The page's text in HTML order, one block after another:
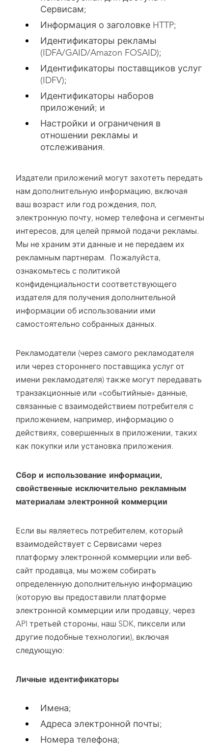
Сервисам;
Информация о заголовке HTTP;
Идентификаторы рекламы
(IDFA/GAID/Amazon FOSAID);
Идентификаторы поставщиков услуг
(IDFV);
Идентификаторы наборов
приложений; и
Настройки и ограничения в
отношении рекламы и
отслеживания.
Издатели приложений могут захотеть передать
нам дополнительную информацию, включая
ваш возраст или год рождения, пол,
электронную почту, номер телефона и сегменты
интересов, для целей прямой подачи рекламы.
Мы не храним эти данные и не передаем их
рекламным партнерам. Пожалуйста,
ознакомьтесь с политикой
конфиденциальности соответствующего
издателя для получения дополнительной
информации об использовании ими
самостоятельно собранных данных.
Рекламодатели (через самого рекламодателя
или через стороннего поставщика услуг от
имени рекламодателя) также могут передавать
транзакционные или «событийные» данные,
связанные с взаимодействием потребителя с
приложением, например, информацию о
действиях, совершенных в приложении, таких
как покупки или установка приложения.
Сбор и использование информации,
свойственные исключительно рекламным
материалам электронной коммерции
Если вы являетесь потребителем, который
взаимодействует с Сервисами через
платформу электронной коммерции или веб-
сайт продавца, мы можем собирать
определенную дополнительную информацию
(которую вы предоставили платформе
электронной коммерции или продавцу, через
API третьей стороны, наш SDK, пиксели или
другие подобные технологии), включая
следующую:
Личные идентификаторы
Имена;
Адреса электронной почты;
Номера телефона;